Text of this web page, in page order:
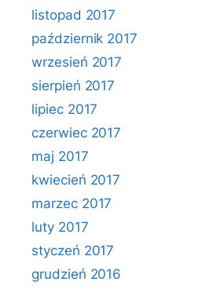
listopad 2017
październik 2017
wrzesień 2017
sierpień 2017
lipiec 2017
czerwiec 2017
maj 2017
kwiecień 2017
marzec 2017
luty 2017
styczeń 2017
grudzień 2016